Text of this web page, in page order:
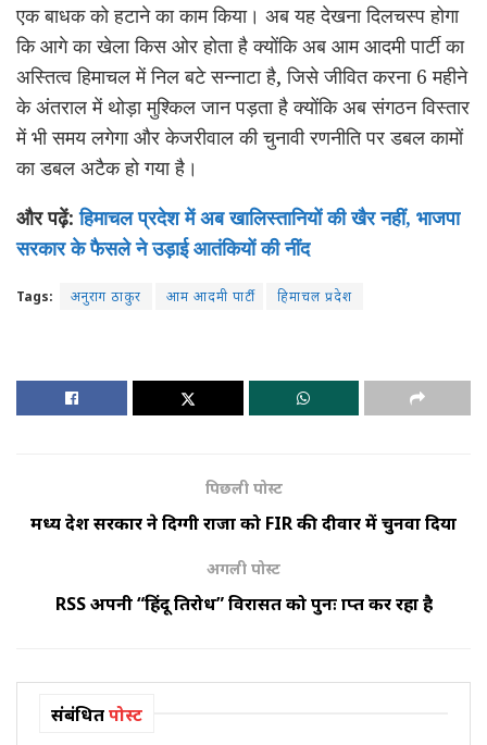
एक बाधक को हटाने का काम किया। अब यह देखना दिलचस्प होगा
कि आगे का खेला किस ओर होता है क्योंकि अब आम आदमी पार्टी का
अस्तित्व हिमाचल में निल बटे सन्नाटा है, जिसे जीवित करना 6 महीने
के अंतराल में थोड़ा मुश्किल जान पड़ता है क्योंकि अब संगठन विस्तार
में भी समय लगेगा और केजरीवाल की चुनावी रणनीति पर डबल कामों
का डबल अटैक हो गया है।
और पढ़ें:हिमाचल प्रदेश में अब खालिस्तानियों की खैर नहीं, भाजपा
सरकार के फैसले ने उड़ाई आतंकियों की नींद
Tags: अनुराग ठाकुर आम आदमी पार्टी हिमाचल प्रदेश
पिछली पोस्ट
मध्य प्रदेश सरकार ने दिग्गी राजा को FIR की दीवार में चुनवा दिया
अगली पोस्ट
RSS अपनी “हिंदू प्रतिरोध” विरासत को पुनः प्राप्त कर रहा है
संबंधितपोस्ट